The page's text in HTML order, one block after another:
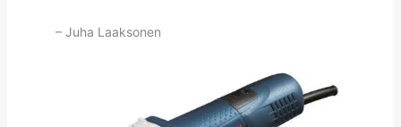
– Juha Laaksonen